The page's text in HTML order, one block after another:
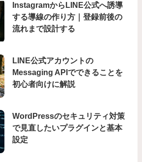
InstagramからLINE公式へ誘導
する導線の作り方｜登録前後の
流れまで設計する
LINE公式アカウントの
Messaging APIでできることを
初心者向けに解説
WordPressのセキュリティ対策
で見直したいプラグインと基本
設定